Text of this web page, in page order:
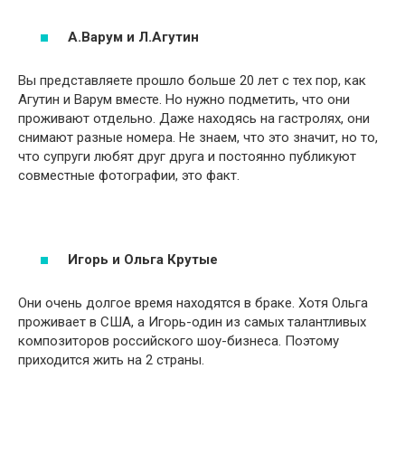
А.Варум и Л.Агутин
Вы представляете прошло больше 20 лет с тех пор, как
Агутин и Варум вместе. Но нужно подметить, что они
проживают отдельно. Даже находясь на гастролях, они
снимают разные номера. Не знаем, что это значит, но то,
что супруги любят друг друга и постоянно публикуют
совместные фотографии, это факт.
Игорь и Ольга Крутые
Они очень долгое время находятся в браке. Хотя Ольга
проживает в США, а Игорь-один из самых талантливых
композиторов российского шоу-бизнеса. Поэтому
приходится жить на 2 страны.